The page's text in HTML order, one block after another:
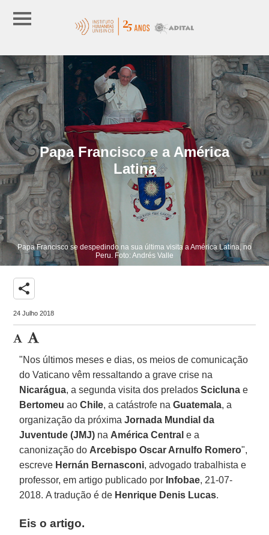
Papa Francisco e a América
Latina
Papa Francisco se despedindo na sua última visita a América Latina, no
Peru. Foto: Andrés Valle
share
24 Julho 2018
"Nos últimos meses e dias, os meios de comunicação
do Vaticano vêm ressaltando a grave crise na
Nicarágua, a segunda visita dos preladosScicluna e
Bertomeu aoChile, a catástrofe naGuatemala, a
organização da próximaJornada Mundial da
Juventude (JMJ) na América Central e a
canonização do Arcebispo Oscar Arnulfo Romero",
escreve Hernán Bernasconi, advogado trabalhista e
professor, em artigo publicado por Infobae, 21-07-
2018. A tradução é de Henrique Denis Lucas.
Eis o artigo.